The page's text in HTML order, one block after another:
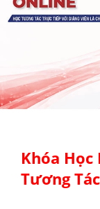
Khóa Học
Tương